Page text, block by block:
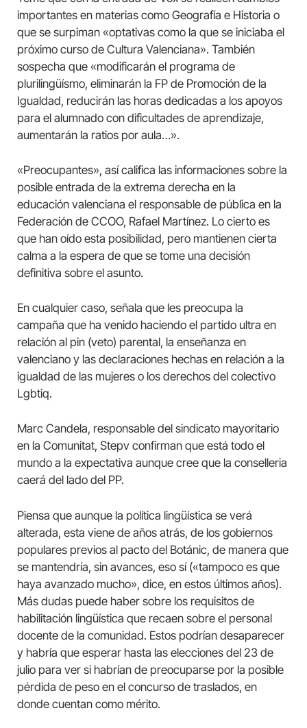
importantes en materias como Geografía e Historia o
que se surpiman «optativas como la que se iniciaba el
próximo curso de Cultura Valenciana». También
sospecha que «modificarán el programa de
plurilingüísmo, eliminarán la FP de Promoción de la
Igualdad, reducirán las horas dedicadas a los apoyos
para el alumnado con dificultades de aprendizaje,
aumentarán la ratios por aula…».
«Preocupantes», así califica las informaciones sobre la
posible entrada de la extrema derecha en la
educación valenciana el responsable de pública en la
Federación de CCOO, Rafael Martínez. Lo cierto es
que han oído esta posibilidad, pero mantienen cierta
calma a la espera de que se tome una decisión
definitiva sobre el asunto.
En cualquier caso, señala que les preocupa la
campaña que ha venido haciendo el partido ultra en
relación al pin (veto) parental, la enseñanza en
valenciano y las declaraciones hechas en relación a la
igualdad de las mujeres o los derechos del colectivo
Lgbtiq.
Marc Candela, responsable del sindicato mayoritario
en la Comunitat, Stepv confirman que está todo el
mundo a la expectativa aunque cree que la conselleria
caerá del lado del PP.
Piensa que aunque la política lingüística se verá
alterada, esta viene de años atrás, de los gobiernos
populares previos al pacto del Botánic, de manera que
se mantendría, sin avances, eso sí («tampoco es que
haya avanzado mucho», dice, en estos últimos años).
Más dudas puede haber sobre los requisitos de
habilitación lingüística que recaen sobre el personal
docente de la comunidad. Estos podrían desaparecer
y habría que esperar hasta las elecciones del 23 de
julio para ver si habrían de preocuparse por la posible
pérdida de peso en el concurso de traslados, en
donde cuentan como mérito.